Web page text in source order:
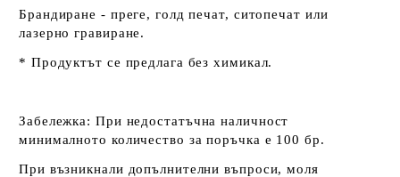
Брандиране - преге, голд печат, ситопечат или
лазерно гравиране.
* Продуктът се предлага без химикал.
Забележка: При недостатъчна наличност
минималното количество за поръчка е 100 бр.
При възникнали допълнителни въпроси, моля